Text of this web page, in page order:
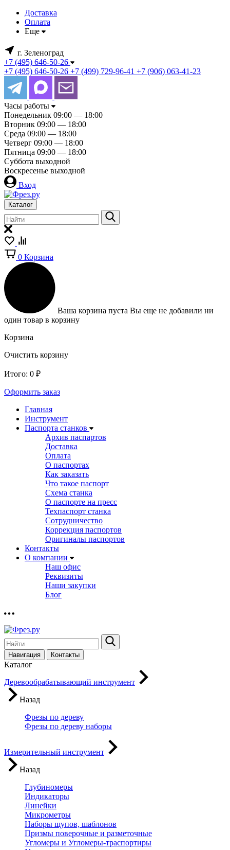
Доставка
Оплата
Еще
г. Зеленоград
+7 (495) 646-50-26
+7 (495) 646-50-26 +7 (499) 729-96-41 +7 (906) 063-41-23
Часы работы
Понедельник 09:00 — 18:00
Вторник 09:00 — 18:00
Среда 09:00 — 18:00
Четверг 09:00 — 18:00
Пятница 09:00 — 18:00
Суббота выходной
Воскресенье выходной
Вход
Каталог
0 Корзина
Ваша корзина пуста Вы еще не добавили ни
один товар в корзину
Корзина
Очистить корзину
Итого: 0 ₽
Оформить заказ
Главная
Инструмент
Паспорта станков
Архив паспартов
Доставка
Оплата
О паспортах
Как заказать
Что такое паспорт
Схема станка
О паспорте на пресс
Техпаспорт станка
Сотрудничество
Коррекция паспортов
Оригиналы паспортов
Контакты
О компании
Наш офис
Реквизиты
Наши закупки
Блог
Навигация Контакты
Каталог
Деревообрабатывающий инструмент
Назад
Фрезы по дереву
Фрезы по дереву наборы
Измерительный инструмент
Назад
Глубиномеры
Индикаторы
Линейки
Микрометры
Наборы щупов, шаблонов
Призмы поверочные и разметочные
Угломеры и Угломеры-траспортиры